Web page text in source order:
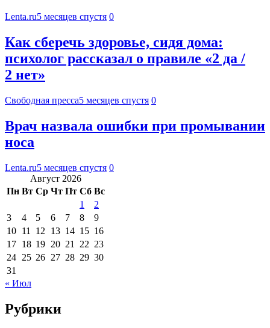
Lenta.ru5 месяцев спустя 0
Как сберечь здоровье, сидя дома:
психолог рассказал о правиле «2 да /
2 нет»
Свободная пресса5 месяцев спустя 0
Врач назвала ошибки при промывании
носа
Lenta.ru5 месяцев спустя 0
Август 2026
Пн Вт Ср Чт Пт Сб Вс
1
2
3
4 5 6 7 8
9
10 11 12 13 14 15 16
17 18 19 20 21 22 23
24 25 26 27 28 29 30
31
« Июл
Рубрики